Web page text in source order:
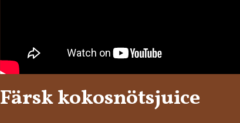
Färsk kokosnötsjuice